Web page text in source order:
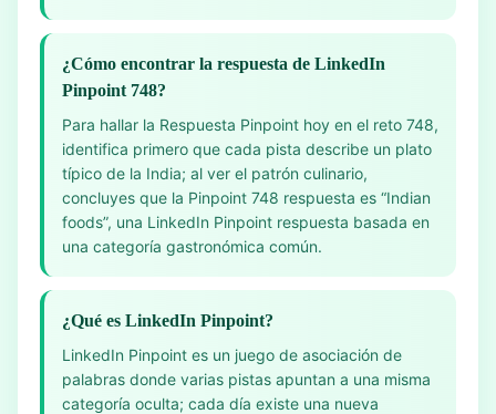
¿Cómo encontrar la respuesta de LinkedIn
Pinpoint 748?
Para hallar la Respuesta Pinpoint hoy en el reto 748,
identifica primero que cada pista describe un plato
típico de la India; al ver el patrón culinario,
concluyes que la Pinpoint 748 respuesta es “Indian
foods”, una LinkedIn Pinpoint respuesta basada en
una categoría gastronómica común.
¿Qué es LinkedIn Pinpoint?
LinkedIn Pinpoint es un juego de asociación de
palabras donde varias pistas apuntan a una misma
categoría oculta; cada día existe una nueva